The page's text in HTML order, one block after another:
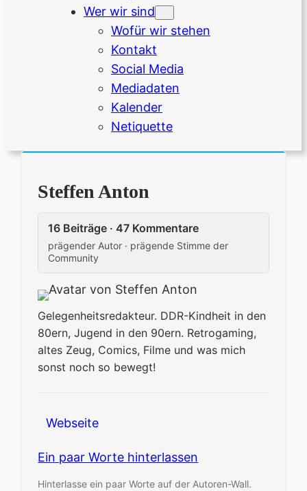
Wer wir sind
Wofür wir stehen
Kontakt
Social Media
Mediadaten
Kalender
Netiquette
Steffen Anton
16 Beiträge · 47 Kommentare
prägender Autor · prägende Stimme der
Community
Gelegenheitsredakteur. DDR-Kindheit in den
80ern, Jugend in den 90ern. Retrogaming,
altes Zeug, Comics, Filme und was mich
sonst noch so bewegt!
Webseite
Ein paar Worte hinterlassen
Hinterlasse ein paar Worte auf der Autoren-Wall.